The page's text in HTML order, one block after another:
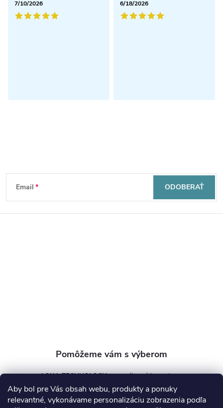
Aby bol pre Vás obsah webu, produkty a ponuky
relevantné, vykonávame personalizáciu zobrazenia podľa
7/10/2026
6/18/2026
Z
á
Email ODOBERAŤ
AQUA TECHNOLOGY s.r.o.
info @aquatechnology.sk